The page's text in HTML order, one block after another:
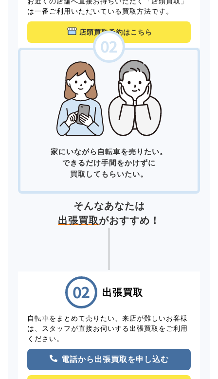
は一番ご利用いただいている買取方法です。
店頭買取予約はこちら
家にいながら自転車を売りたい。
できるだけ手間をかけずに
買取してもらいたい。
そんなあなたは
出張買取がおすすめ！
出張買取
自転車をまとめて売りたい、来店が難しいお客様
は、スタッフが直接お伺いする出張買取をご利用
ください。
電話から出張買取を申し込む